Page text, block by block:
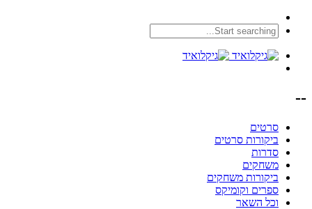
--
סרטים
ביקורות סרטים
סדרות
משחקים
ביקורות משחקים
ספרים וקומיקס
וכל השאר